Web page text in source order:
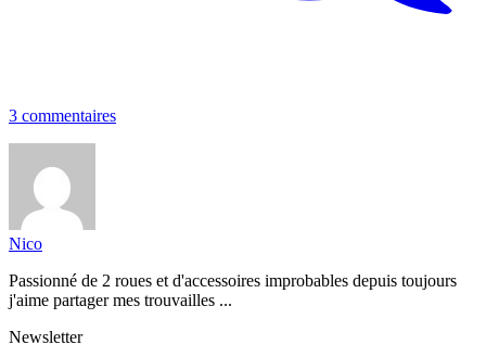
3 commentaires
Nico
Passionné de 2 roues et d'accessoires improbables depuis toujours
j'aime partager mes trouvailles ...
Newsletter